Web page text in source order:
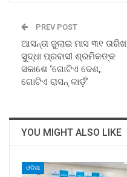
PREV POST
ଆସନ୍ତା ଜୁଲାଇ ମାସ ୩୧ ତାରିଖ
ସୁଦ୍ଧା ପ୍ରବାସୀ ଶ୍ରମିକଙ୍କ
ସକାଶେ ‘ଗୋଟିଏ ଦେଶ,
ଗୋଟିଏ ରାସନ୍‍ କାର୍ଡ଼’
YOU MIGHT ALSO LIKE
ଓଡିଶା